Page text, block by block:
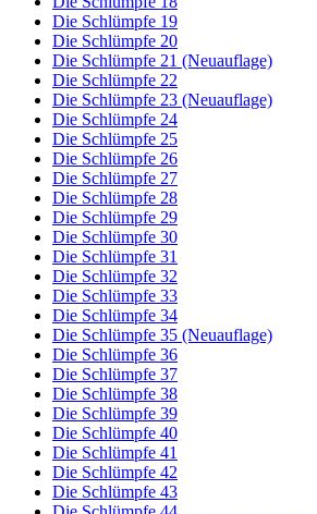
Die Schlümpfe 19
Die Schlümpfe 20
Die Schlümpfe 21 (Neuauflage)
Die Schlümpfe 22
Die Schlümpfe 23 (Neuauflage)
Die Schlümpfe 24
Die Schlümpfe 25
Die Schlümpfe 26
Die Schlümpfe 27
Die Schlümpfe 28
Die Schlümpfe 29
Die Schlümpfe 30
Die Schlümpfe 31
Die Schlümpfe 32
Die Schlümpfe 33
Die Schlümpfe 34
Die Schlümpfe 35 (Neuauflage)
Die Schlümpfe 36
Die Schlümpfe 37
Die Schlümpfe 38
Die Schlümpfe 39
Die Schlümpfe 40
Die Schlümpfe 41
Die Schlümpfe 42
Die Schlümpfe 43